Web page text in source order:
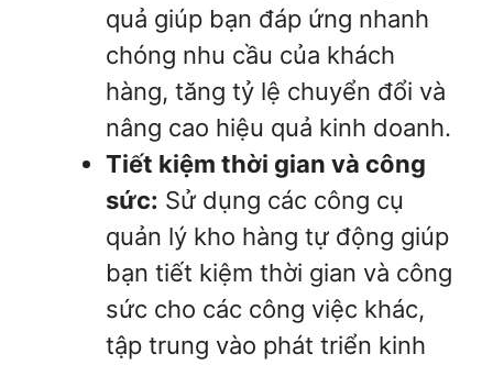
quả giúp bạn đáp ứng nhanh
chóng nhu cầu của khách
hàng, tăng tỷ lệ chuyển đổi và
nâng cao hiệu quả kinh doanh.
Tiết kiệm thời gian và công
sức: Sử dụng các công cụ
quản lý kho hàng tự động giúp
bạn tiết kiệm thời gian và công
sức cho các công việc khác,
tập trung vào phát triển kinh